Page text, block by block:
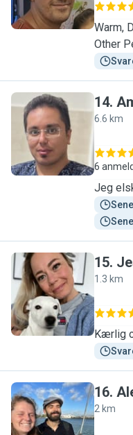
Warm,
Other
A
14.
6.6 km
6
Jeg
J
15.
1.3 km
Kærlig
A
16.
2 km